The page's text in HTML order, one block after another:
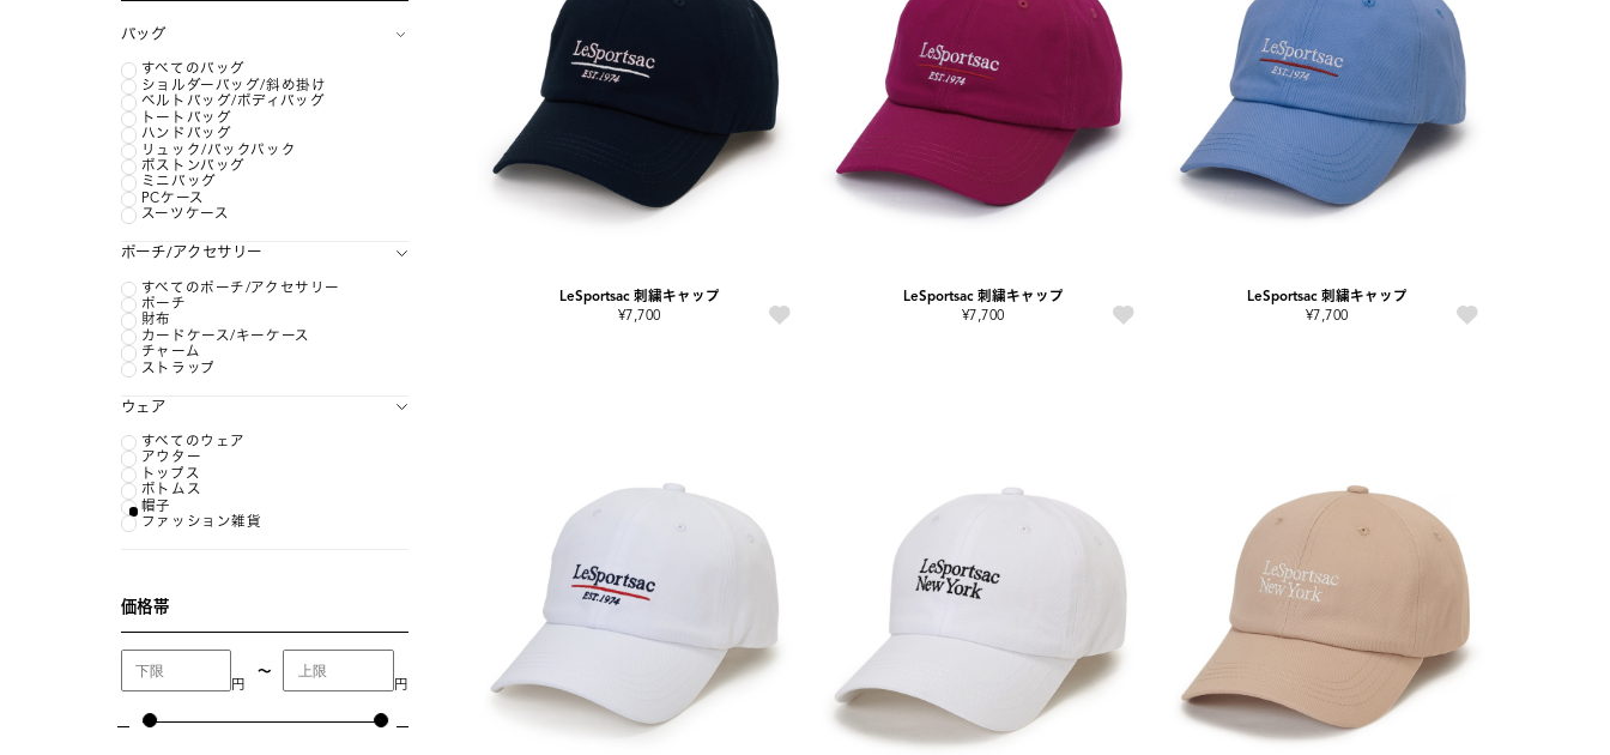
バッグ
すべてのバッグ
ショルダーバッグ/斜め掛け
ベルトバッグ/ボディバッグ
トートバッグ
ハンドバッグ
リュック/バックパック
ボストンバッグ
ミニバッグ
PCケース
スーツケース
ポーチ/アクセサリー
すべてのポーチ/アクセサリー
ポーチ
財布
カードケース/キーケース
チャーム
ストラップ
ウェア
すべてのウェア
アウター
トップス
ボトムス
帽子
ファッション雑貨
価格帯
円
〜
円
LeSportsac 刺繍キャップ
¥7,700
LeSportsac 刺繍キャップ
¥7,700
LeSportsac 刺繍キャップ
¥7,700